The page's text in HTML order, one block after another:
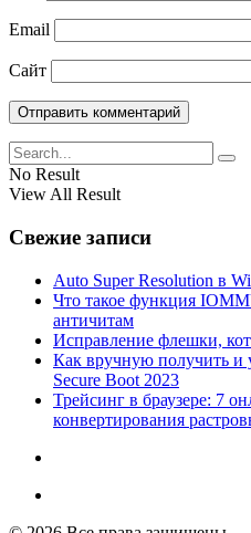
Email
Сайт
No Result
View All Result
Свежие записи
Auto Super Resolution в
Что такое функция
античитам
Исправление флешки,
Как вручную получить и
Secure Boot 2023
Трейсинг в браузере: 7
конвертирования